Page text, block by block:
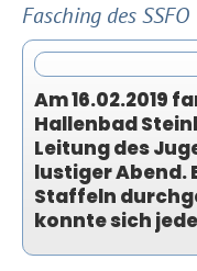
Fasching des SSFO
Am 16.02.2019
Hallenbad
Leitung des
lustiger Abend.
Staffeln
konnte sich